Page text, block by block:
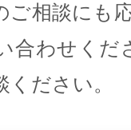
ご相談にも
合わせくだ
ださい。